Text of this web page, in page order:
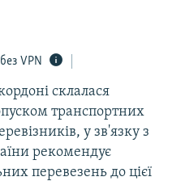
VPN
склалася
транспортних
у зв'язку з
рекомендує
перевезень до цієї